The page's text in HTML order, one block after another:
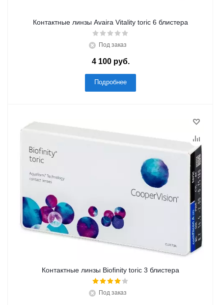
Контактные линзы Avaira Vitality toric 6 блистера
Под заказ
4 100 руб.
Подробнее
Контактные линзы Biofinity toric 3 блистера
Под заказ